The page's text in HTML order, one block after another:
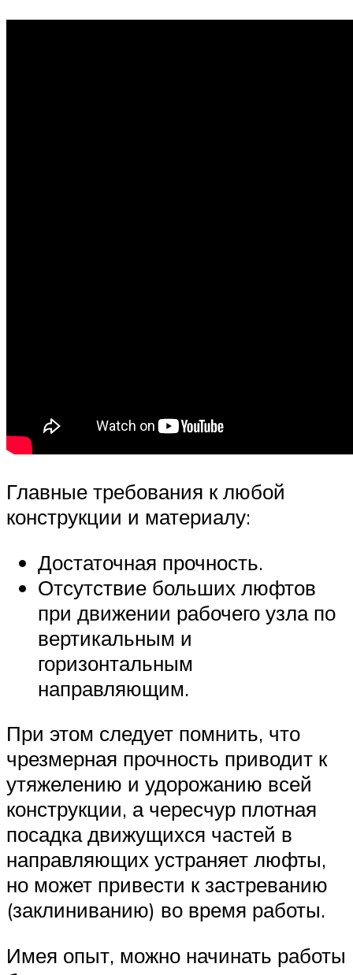
Главные требования к любой
конструкции и материалу:
Достаточная прочность.
Отсутствие больших люфтов
при движении рабочего узла по
вертикальным и
горизонтальным
направляющим.
При этом следует помнить, что
чрезмерная прочность приводит к
утяжелению и удорожанию всей
конструкции, а чересчур плотная
посадка движущихся частей в
направляющих устраняет люфты,
но может привести к застреванию
(заклиниванию) во время работы.
Имея опыт, можно начинать работы